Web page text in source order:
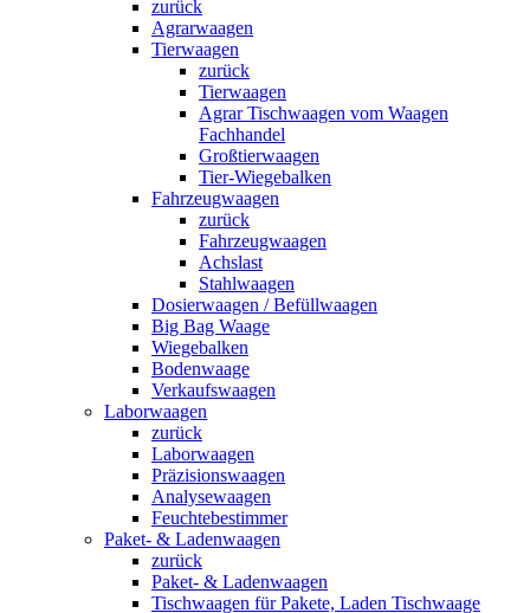
zurück
Agrarwaagen
Tierwaagen
zurück
Tierwaagen
Agrar Tischwaagen vom Waagen
Fachhandel
Großtierwaagen
Tier-Wiegebalken
Fahrzeugwaagen
zurück
Fahrzeugwaagen
Achslast
Stahlwaagen
Dosierwaagen / Befüllwaagen
Big Bag Waage
Wiegebalken
Bodenwaage
Verkaufswaagen
Laborwaagen
zurück
Laborwaagen
Präzisionswaagen
Analysewaagen
Feuchtebestimmer
Paket- & Ladenwaagen
zurück
Paket- & Ladenwaagen
Tischwaagen für Pakete, Laden Tischwaage